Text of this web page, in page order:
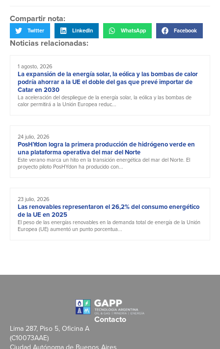
Compartir nota:
Twitter LinkedIn WhatsApp Facebook
Noticias relacionadas:
1 agosto, 2026
La expansión de la energía solar, la eólica y las bombas de calor
podría ahorrar a la UE el doble del gas que prevé importar de
Catar en 2030
La aceleración del despliegue de la energía solar, la eólica y las bombas de
calor permitirá a la Unión Europea reduc...
24 julio, 2026
PosHYdon logra la primera producción de hidrógeno verde en
una plataforma operativa del mar del Norte
Este verano marca un hito en la transición energética del mar del Norte. El
proyecto piloto PosHYdon ha producido con...
23 julio, 2026
Las renovables representaron el 26,2% del consumo energético
de la UE en 2025
El peso de las energías renovables en la demanda total de energía de la Unión
Europea (UE) aumentó un punto porcentua...
Contacto
Lima 287, Piso 5, Oficina A
(C10073AAE)